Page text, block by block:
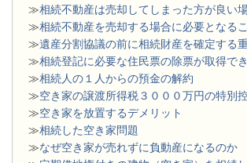
≫相続不動産は売却してしまった方が良い
≫相続不動産を売却する場合に必要となる
≫遺産分割協議の前に相続財産を確定する
≫相続登記に必要な住民票の除票が取得で
≫相続人の１人からの預金の解約
≫空き家の譲渡所得税３０００万円の特別
≫空き家を放置するデメリット
≫相続した空き家問題
​≫なぜ空き家が売れずに負動産になるのか